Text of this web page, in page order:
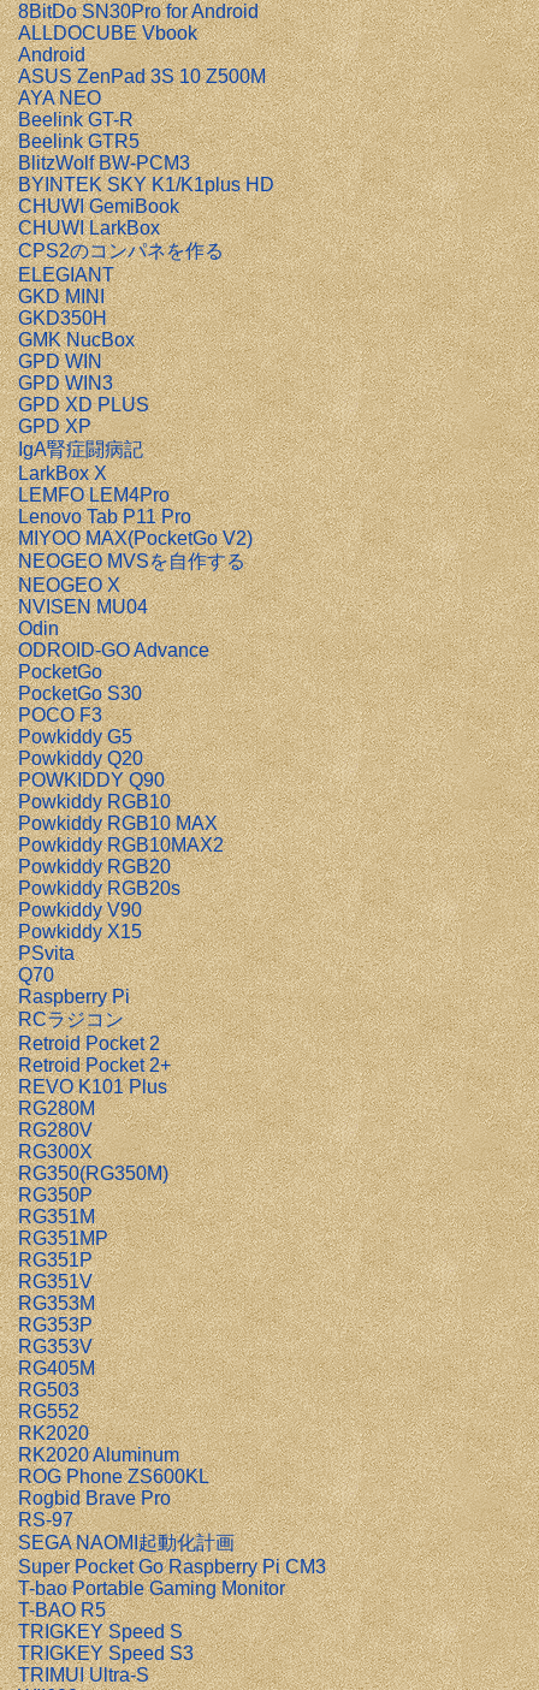
8BitDo SN30Pro for Android
ALLDOCUBE Vbook
Android
ASUS ZenPad 3S 10 Z500M
AYA NEO
Beelink GT-R
Beelink GTR5
BlitzWolf BW-PCM3
BYINTEK SKY K1/K1plus HD
CHUWI GemiBook
CHUWI LarkBox
CPS2のコンパネを作る
ELEGIANT
GKD MINI
GKD350H
GMK NucBox
GPD WIN
GPD WIN3
GPD XD PLUS
GPD XP
IgA腎症闘病記
LarkBox X
LEMFO LEM4Pro
Lenovo Tab P11 Pro
MIYOO MAX(PocketGo V2)
NEOGEO MVSを自作する
NEOGEO X
NVISEN MU04
Odin
ODROID-GO Advance
PocketGo
PocketGo S30
POCO F3
Powkiddy G5
Powkiddy Q20
POWKIDDY Q90
Powkiddy RGB10
Powkiddy RGB10 MAX
Powkiddy RGB10MAX2
Powkiddy RGB20
Powkiddy RGB20s
Powkiddy V90
Powkiddy X15
PSvita
Q70
Raspberry Pi
RCラジコン
Retroid Pocket 2
Retroid Pocket 2+
REVO K101 Plus
RG280M
RG280V
RG300X
RG350(RG350M)
RG350P
RG351M
RG351MP
RG351P
RG351V
RG353M
RG353P
RG353V
RG405M
RG503
RG552
RK2020
RK2020 Aluminum
ROG Phone ZS600KL
Rogbid Brave Pro
RS-97
SEGA NAOMI起動化計画
Super Pocket Go Raspberry Pi CM3
T-bao Portable Gaming Monitor
T-BAO R5
TRIGKEY Speed S
TRIGKEY Speed S3
TRIMUI Ultra-S